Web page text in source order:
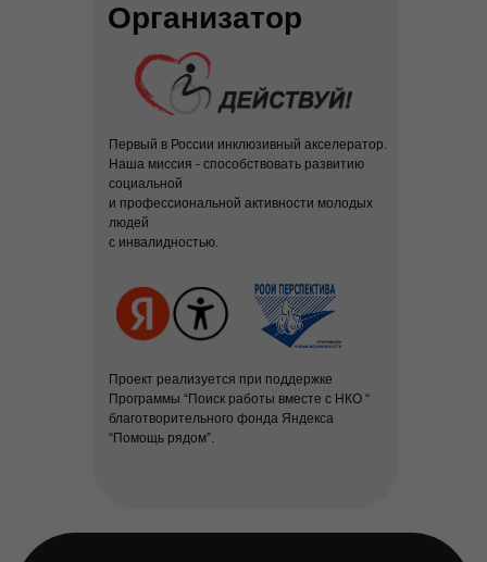
Организатор
Первый в России инклюзивный акселератор.
Наша миссия - способствовать развитию
социальной
и профессиональной активности молодых
людей
с инвалидностью.
Проект реализуется при поддержке
Программы “Поиск работы вместе с НКО “
благотворительного фонда Яндекса
“Помощь рядом”.